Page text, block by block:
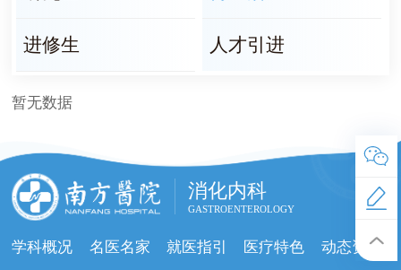
进修生 人才引进
暂无数据
消化内科
GASTROENTEROLOGY
学科概况 名医名家 就医指引 医疗特色
动态资讯